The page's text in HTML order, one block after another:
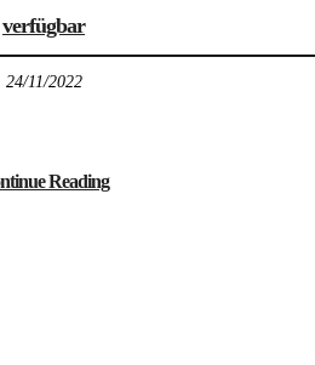
verfügbar
24/11/2022
Reading